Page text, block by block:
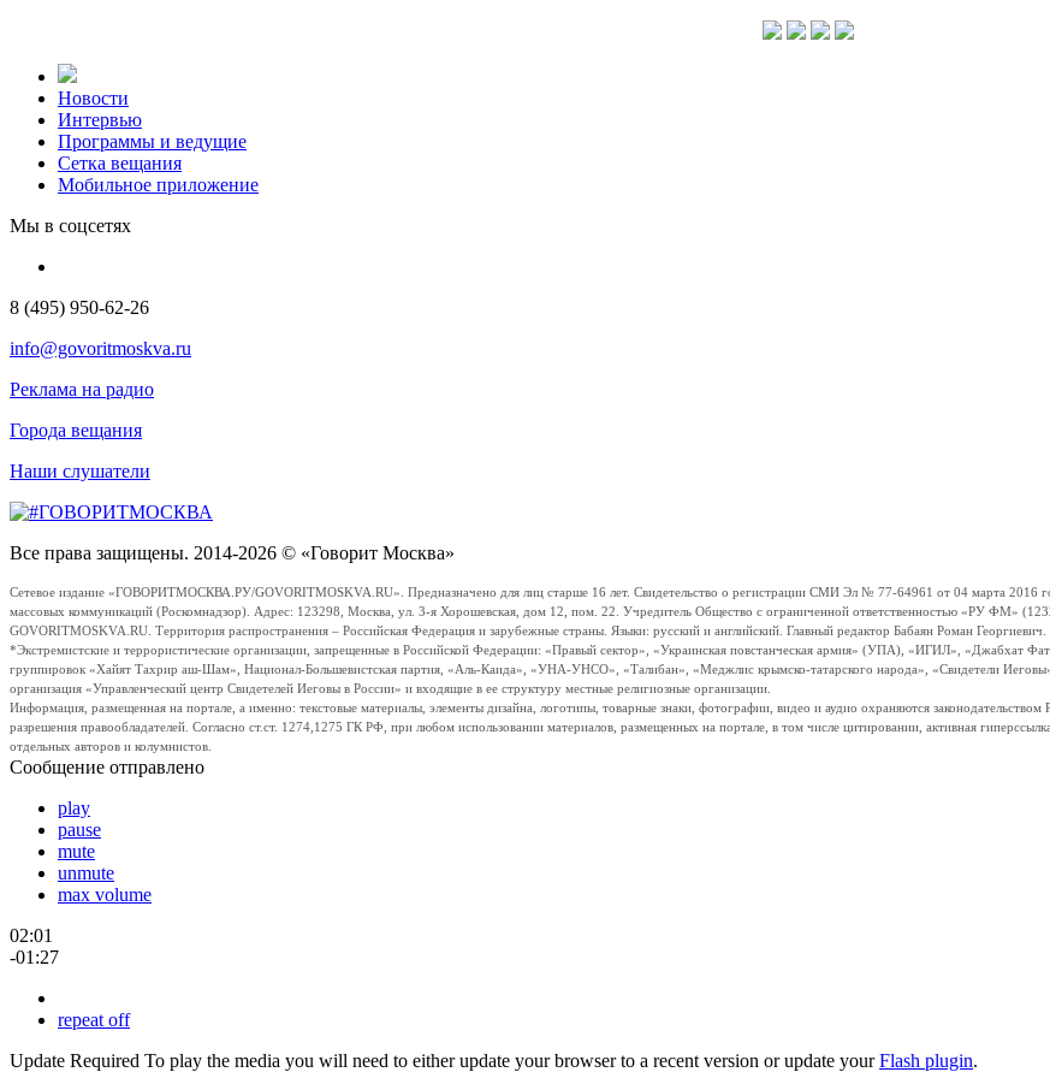
Новости
Интервью
Программы и ведущие
Сетка вещания
Мобильное приложение
Мы в соцсетях
8 (495) 950-62-26
info@govoritmoskva.ru
Реклама на радио
Города вещания
Наши слушатели
Все права защищены. 2014-2026 © «Говорит Москва»
Сетевое издание «ГОВОРИТМОСКВА.РУ/GOVORITMOSKVA.RU». Предназначено для лиц старше 16 лет. Свидетельство о регистрации СМИ Эл № 77-64961 от 04 марта 2016
массовых коммуникаций (Роскомнадзор). Адрес: 123298, Москва, ул. 3-я Хорошевская, дом 12, пом. 22. Учредитель Общество с ограниченной ответственностью «РУ ФМ»
GOVORITMOSKVA.RU. Территория распространения – Российская Федерация и зарубежные страны. Языки: русский и английский. Главный редактор Бабаян Роман
*Экстремистские и террористические организации, запрещенные в Российской Федерации: «Правый сектор», «Украинская повстанческая армия» (УПА), «ИГИЛ»,
группировок «Хайят Тахрир аш-Шам», Национал-Большевистская партия, «Аль-Каида», «УНА-УНСО», «Талибан», «Меджлис крымско-татарского народа», «Свидетели
организация «Управленческий центр Свидетелей Иеговы в России» и входящие в ее структуру местные религиозные организации.
Информация, размещенная на портале, а именно: текстовые материалы, элементы дизайна, логотипы, товарные знаки, фотографии, видео и аудио охраняются
разрешения правообладателей. Согласно ст.ст. 1274,1275 ГК РФ, при любом использовании материалов, размещенных на портале, в том числе цитировании, активная
отдельных авторов и колумнистов.
Сообщение отправлено
play
pause
mute
unmute
max volume
02:01
-01:27
repeat off
Update Required To play the media you will need to either update your browser to a recent version or update yourFlash plugin.